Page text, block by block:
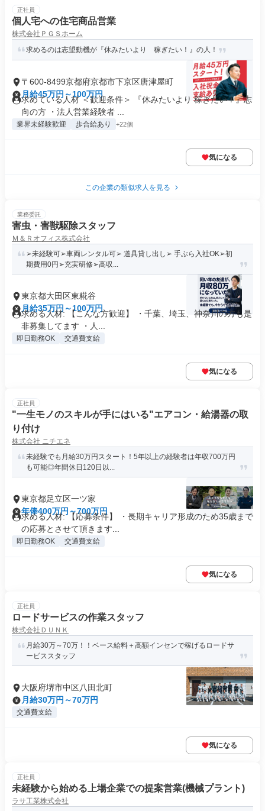
正社員
個人宅への住宅商品営業
株式会社ＰＧＳホーム
求めるのは志望動機が『休みたいより 稼ぎたい！』の人！
〒600-8499京都府京都市下京区唐津屋町
月給45万円～100万円
求めている人材 ＜歓迎条件＞ 『休みたいより 稼ぎたい！』志
向の方 ・法人営業経験者 ...
業界未経験歓迎 歩合給あり +22個
気になる
この企業の類似求人を見る
業務委託
害虫・害獣駆除スタッフ
Ｍ＆Ｒオフィス株式会社
➢未経験可➢車両レンタル可➢ 道具貸し出し➢ 手ぶら入社OK➢初
期費用0円➢充実研修➢高収...
東京都大田区東糀谷
月給35万円～100万円
求める人材: 【こんな方歓迎】 ・千葉、埼玉、神奈川の方も是
非募集してます ・人...
即日勤務OK 交通費支給
気になる
正社員
"一生モノのスキルが手にはいる"エアコン・給湯器の取
り付け
株式会社 ニチエネ
未経験でも月給30万円スタート！5年以上の経験者は年収700万円
も可能◎年間休日120日以...
東京都足立区一ツ家
年俸400万円～700万円
求める人材: 【応募条件】 ・長期キャリア形成のため35歳まで
の応募とさせて頂きます...
即日勤務OK 交通費支給
気になる
正社員
ロードサービスの作業スタッフ
株式会社ＤＵＮＫ
月給30万～70万！！ベース給料＋高額インセンで稼げるロードサ
ービススタッフ
大阪府堺市中区八田北町
月給30万円～70万円
交通費支給
気になる
正社員
未経験から始める上場企業での提案営業(機械プラント)
ラサ工業株式会社